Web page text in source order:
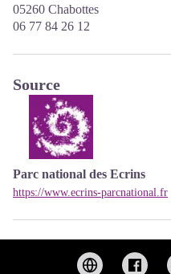
05260 Chabottes
06 77 84 26 12
Source
Parc national des Ecrins
https://www.ecrins-parcnational.fr